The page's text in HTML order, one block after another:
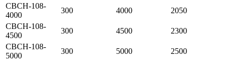
СВСН-108-
4000
300 4000
2050
СВСН-108-
4500
300 4500
2300
СВСН-108-
5000
300 5000
2500